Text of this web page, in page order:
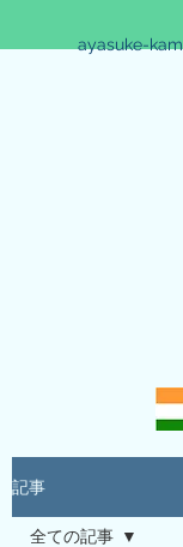
ayasuke-
アリシュタ・バン
記事
全ての記事